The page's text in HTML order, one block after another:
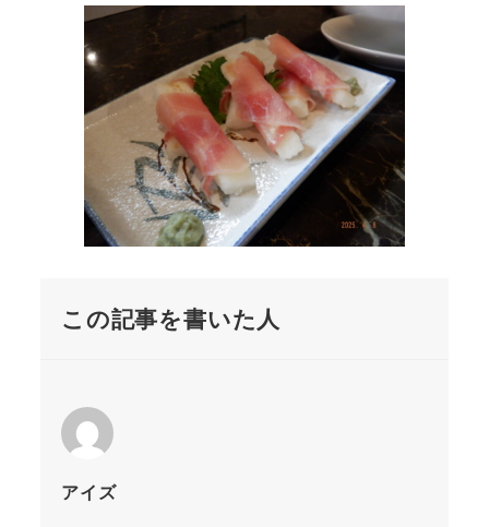
この記事を書いた人
アイズ